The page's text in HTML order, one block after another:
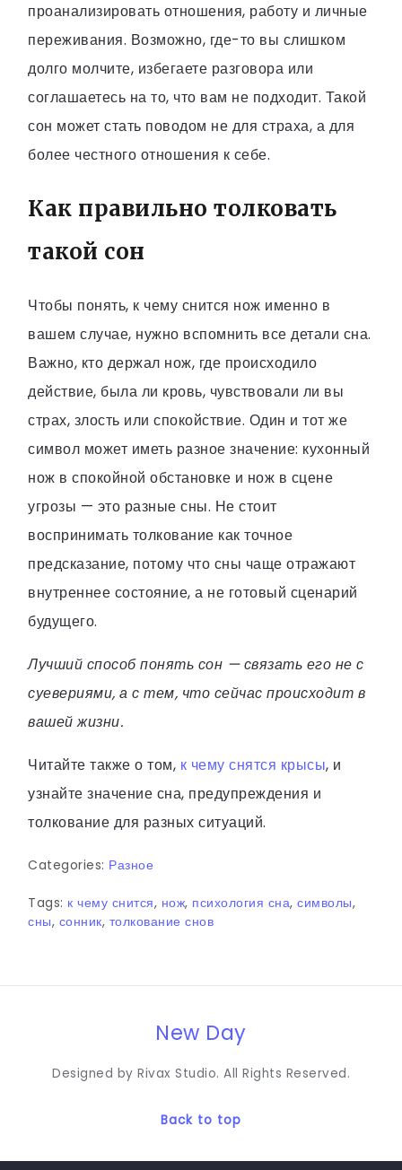
проанализировать отношения, работу и личные
переживания. Возможно, где-то вы слишком
долго молчите, избегаете разговора или
соглашаетесь на то, что вам не подходит. Такой
сон может стать поводом не для страха, а для
более честного отношения к себе.
Как правильно толковать
такой сон
Чтобы понять, к чему снится нож именно в
вашем случае, нужно вспомнить все детали сна.
Важно, кто держал нож, где происходило
действие, была ли кровь, чувствовали ли вы
страх, злость или спокойствие. Один и тот же
символ может иметь разное значение: кухонный
нож в спокойной обстановке и нож в сцене
угрозы — это разные сны. Не стоит
воспринимать толкование как точное
предсказание, потому что сны чаще отражают
внутреннее состояние, а не готовый сценарий
будущего.
Лучший способ понять сон — связать его не с
суевериями, а с тем, что сейчас происходит в
вашей жизни.
Читайте также о том, к чему снятся крысы, и
узнайте значение сна, предупреждения и
толкование для разных ситуаций.
Categories: Разное
Tags: к чему снится, нож, психология сна, символы,
сны, сонник, толкование снов
New Day
Designed by Rivax Studio. All Rights Reserved.
Back to top